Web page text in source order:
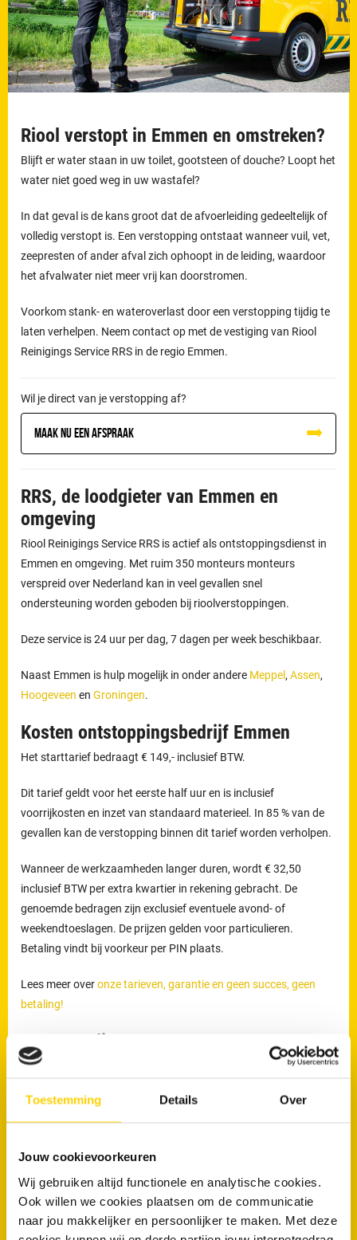
Toestemming Details Over
Jouw cookievoorkeuren
Wij gebruiken altijd functionele en analytische cookies.
Ook willen we cookies plaatsen om de communicatie
naar jou makkelijker en persoonlijker te maken. Met deze
Riool verstopt in Emmen en omstreken?
Blijft er water staan in uw toilet, gootsteen of douche? Loopt het
water niet goed weg in uw wastafel?
In dat geval is de kans groot dat de afvoerleiding gedeeltelijk of
volledig verstopt is. Een verstopping ontstaat wanneer vuil, vet,
zeepresten of ander afval zich ophoopt in de leiding, waardoor
het afvalwater niet meer vrij kan doorstromen.
Voorkom stank- en wateroverlast door een verstopping tijdig te
laten verhelpen. Neem contact op met de vestiging van Riool
Reinigings Service RRS in de regio Emmen.
Wil je direct van je verstopping af?
Maak nu een afspraak
RRS, de loodgieter van Emmen en
omgeving
Riool Reinigings Service RRS is actief als ontstoppingsdienst in
Emmen en omgeving. Met ruim 350 monteurs monteurs
verspreid over Nederland kan in veel gevallen snel
ondersteuning worden geboden bij rioolverstoppingen.
Deze service is 24 uur per dag, 7 dagen per week beschikbaar.
Naast Emmen is hulp mogelijk in onder andere Meppel ,Assen,
Hoogeveen enGroningen.
Kosten ontstoppingsbedrijf Emmen
Het starttarief bedraagt € 149,- inclusief BTW.
Dit tarief geldt voor het eerste half uur en is inclusief
voorrijkosten en inzet van standaard materieel. In 85 % van de
gevallen kan de verstopping binnen dit tarief worden verholpen.
Wanneer de werkzaamheden langer duren, wordt € 32,50
inclusief BTW per extra kwartier in rekening gebracht. De
genoemde bedragen zijn exclusief eventuele avond- of
weekendtoeslagen. De prijzen gelden voor particulieren.
Betaling vindt bij voorkeur per PIN plaats.
Lees meer overonze tarieven, garantie en geen succes, geen
betaling!
Wanneer direct contact opnemen?
Direct contact is aan te raden wanneer:
Het toilet overloopt
Water omhoogkomt uit de afvoer
RRS is 24 uur per dag bereikbaar via0591 - 714 170voor
rioolproblemen in Emmen en omgeving.